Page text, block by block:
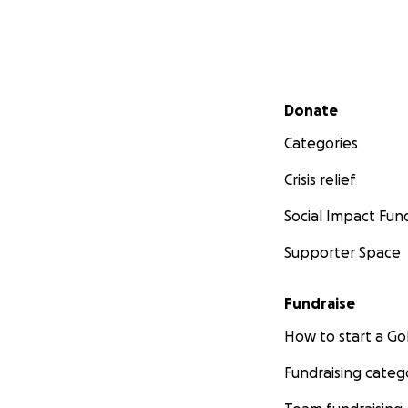
Secondary menu
Donate
Categories
Crisis relief
Social Impact
Supporter Space
Fundraise
How to start a
Fundraising